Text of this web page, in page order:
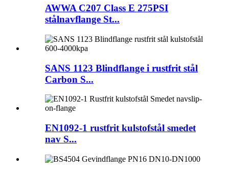
AWWA C207 Class E 275PSI
stålnavflange St...
SANS 1123 Blindflange i rustfrit stål
Carbon S...
EN1092-1 rustfrit kulstofstål smedet
nav S...